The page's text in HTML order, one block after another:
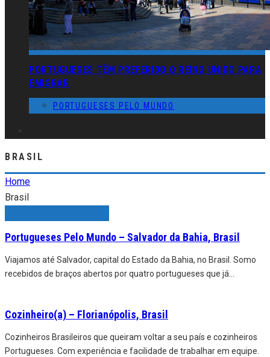
PORTUGUESES TÊM PREFERIDO O REINO UNIDO PARA
EMIGRAR
PORTUGUESES PELO MUNDO
BRASIL
Home
Brasil
Portugueses Pelo Mundo – Salvador da Bahia, Brasil
Viajamos até Salvador, capital do Estado da Bahia, no Brasil. Somo
recebidos de braços abertos por quatro portugueses que já
Cozinheiro(a) – Florianópolis, Brasil
Cozinheiros Brasileiros que queiram voltar a seu país e cozinheiros
Portugueses. Com experiência e facilidade de trabalhar em equipe.